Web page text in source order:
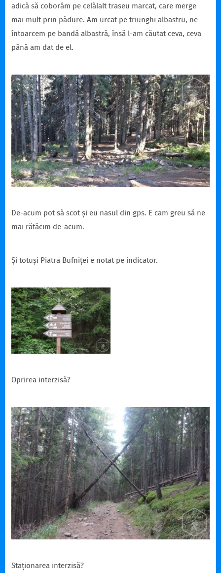
adică să coborâm pe celălalt traseu marcat, care merge
mai mult prin pădure. Am urcat pe triunghi albastru, ne
întoarcem pe bandă albastră, însă l-am căutat ceva, ceva
până am dat de el.
De-acum pot să scot și eu nasul din gps. E cam greu să ne
mai rătăcim de-acum.
Și totuși Piatra Bufniței e notat pe indicator.
Oprirea interzisă?
Staționarea interzisă?